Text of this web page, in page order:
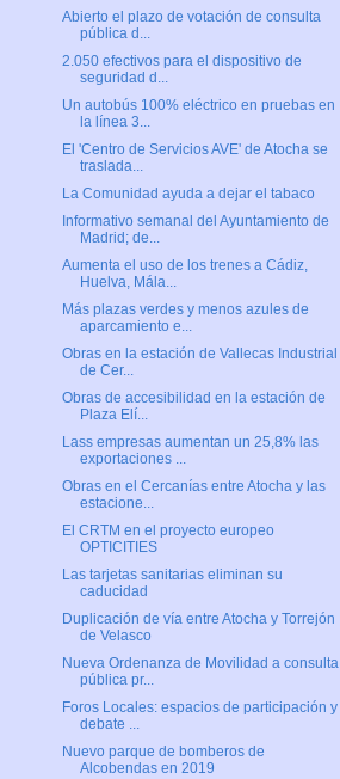
Abierto el plazo de votación de consulta
pública d...
2.050 efectivos para el dispositivo de
seguridad d...
Un autobús 100% eléctrico en pruebas en
la línea 3...
El 'Centro de Servicios AVE' de Atocha se
traslada...
La Comunidad ayuda a dejar el tabaco
Informativo semanal del Ayuntamiento de
Madrid; de...
Aumenta el uso de los trenes a Cádiz,
Huelva, Mála...
Más plazas verdes y menos azules de
aparcamiento e...
Obras en la estación de Vallecas Industrial
de Cer...
Obras de accesibilidad en la estación de
Plaza Elí...
Lass empresas aumentan un 25,8% las
exportaciones ...
Obras en el Cercanías entre Atocha y las
estacione...
El CRTM en el proyecto europeo
OPTICITIES
Las tarjetas sanitarias eliminan su
caducidad
Duplicación de vía entre Atocha y Torrejón
de Velasco
Nueva Ordenanza de Movilidad a consulta
pública pr...
Foros Locales: espacios de participación y
debate ...
Nuevo parque de bomberos de
Alcobendas en 2019